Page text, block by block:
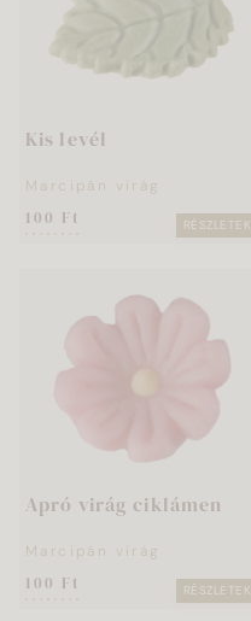
Kis levél
Marcipán virág
100 Ft RÉSZLETEK
Apró virág ciklámen
Marcipán virág
100 Ft RÉSZLETEK